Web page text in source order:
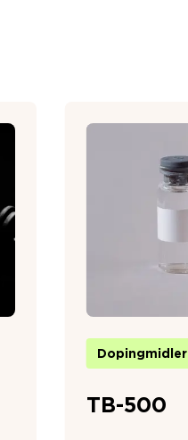
Dopingmidler
TB-500